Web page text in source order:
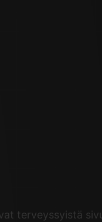
terveyssyistä